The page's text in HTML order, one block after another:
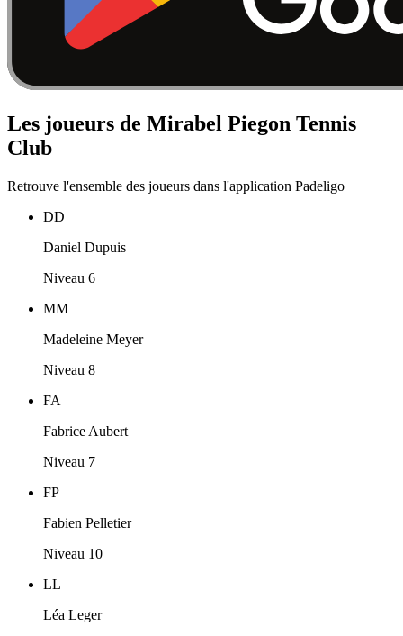
Les joueurs de Mirabel Piegon Tennis
Club
Retrouve l'ensemble des joueurs dans l'application Padeligo
DD
Daniel Dupuis
Niveau 6
MM
Madeleine Meyer
Niveau 8
FA
Fabrice Aubert
Niveau 7
FP
Fabien Pelletier
Niveau 10
LL
Léa Leger